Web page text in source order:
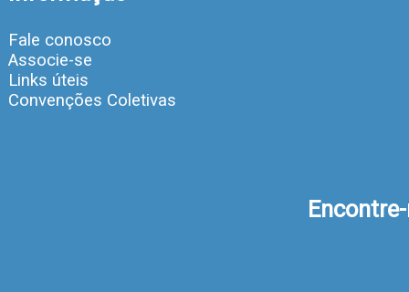
Fale conosco
Associe-se
Links úteis
Convenções Coletivas